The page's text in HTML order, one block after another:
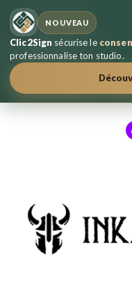
NOUVEAU
Clic2Sign sécurise le
professionnalise ton studio.